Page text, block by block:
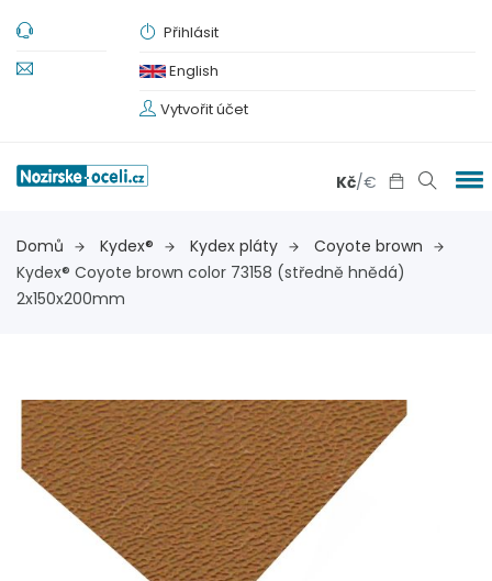
Přihlásit
English
Vytvořit účet
Kč/€
Domů Kydex® Kydex pláty
Coyote brown
Kydex® Coyote brown color 73158 (středně hnědá)
2x150x200mm